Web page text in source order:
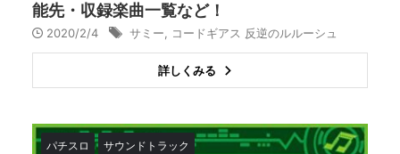
能先・収録楽曲一覧など！
2020/2/4 サミー コードギアス 反逆のルルーシュ
詳しくみる
パチスロ サウンドトラック